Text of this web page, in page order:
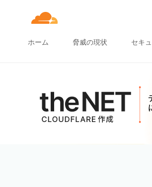
ホーム 脅威の現状 セキ